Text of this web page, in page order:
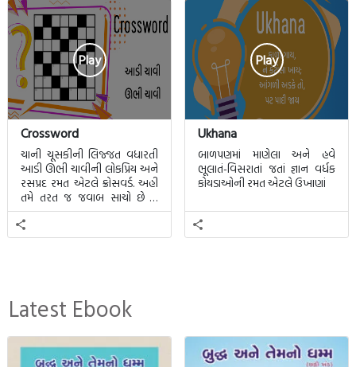
Play
Crossword
ચાની ચૂસકીની લિજ્જત વધારતી
આડી ઊભી ચાવીની લોકપ્રિય અને
રસપ્રદ રમત એટલે ક્રોસવર્ડ. અહીં
તમે તરત જ જવાબ સાચો છે કે
ખોટો તે જાણી શકાશે.
Play
Ukhana
બાળપણમાં માણેલા અને હવે
ભૂલાતં-વિસરાતાં જતાં જ્ઞાન વર્ધક
કોયડાઓની રમત એટલે ઉખાણાં
Latest Ebook